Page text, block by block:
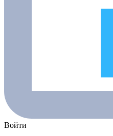
Войти